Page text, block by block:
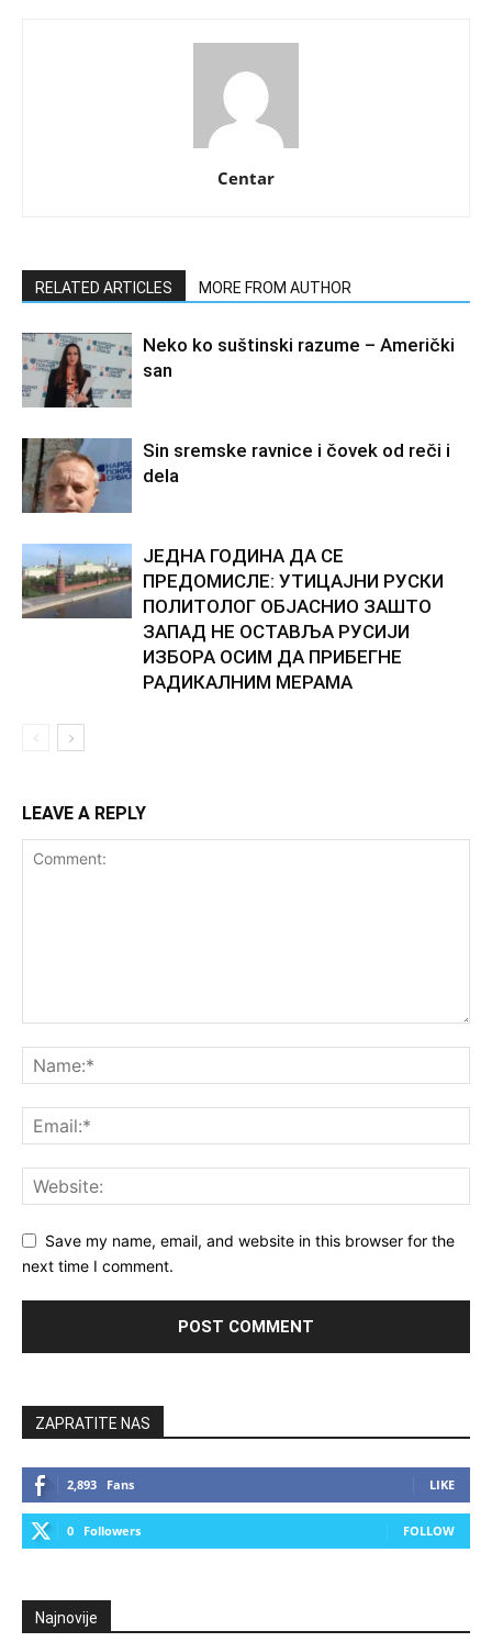
Centar
RELATED ARTICLES MORE FROM AUTHOR
Neko ko suštinski razume – Američki
san
Sin sremske ravnice i čovek od reči i
dela
ЈЕДНА ГОДИНА ДА СЕ
ПРЕДОМИСЛЕ: УТИЦАЈНИ РУСКИ
ПОЛИТОЛОГ ОБЈАСНИО ЗАШТО
ЗАПАД НЕ ОСТАВЉА РУСИЈИ
ИЗБОРА ОСИМ ДА ПРИБЕГНЕ
РАДИКАЛНИМ МЕРАМА
LEAVE A REPLY
Save my name, email, and website in this browser for the
next time I comment.
ZAPRATITE NAS
2,893 Fans LIKE
0 Followers FOLLOW
Najnovije